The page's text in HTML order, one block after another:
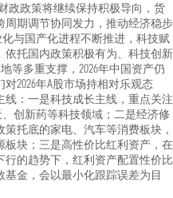
政政策将继续保持积极导向，货
期调节协同发力，推动经济稳步
与国产化进程不断推进，科技赋
托国内政策积极有为、科技创新
等多重支撑，2026年中国资产仍
2026年A股市场持相对乐观态
：一是科技成长主线，重点关注
创新药等科技领域；二是经济修
托底的家电、汽车等消费板块，
块；三是高性价比红利资产，在
的趋势下，红利资产配置性价比
金，会以最小化跟踪误差为目